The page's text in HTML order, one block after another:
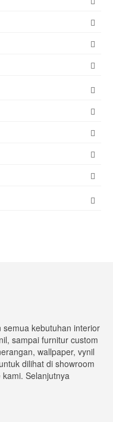
semua kebutuhan interior
sampai furnitur custom
wallpaper, vynil
dilihat di showroom
kami. Selanjutnya